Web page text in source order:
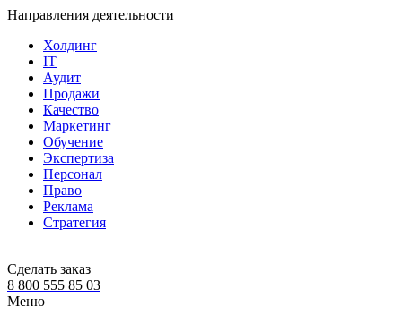
Направления деятельности
Холдинг
IT
Аудит
Продажи
Качество
Маркетинг
Обучение
Экспертиза
Персонал
Право
Реклама
Стратегия
Сделать заказ
8 800 555 85 03
Меню